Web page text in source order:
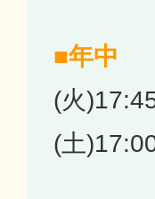
■年中
(火
(土